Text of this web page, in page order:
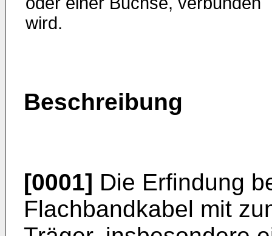
wird.
Beschreibung
[0001] Die Erfindung
Flachbandkabel mit